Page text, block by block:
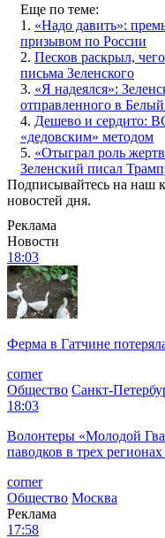
Еще по теме:
1. «Надо давить»:
призывом по России
2. Песков раскрыл,
письма Зеленского
3. «‎Я надеялся»:
отправленного в
4. Дешево и сердито:
«дедовским» методом
5. «Отыграл роль
Зеленский писал
Подписывайтесь на наш
новостей дня.
Реклама
Новости
18:03
Ферма в Гатчине
corner
Общество Санкт-
18:03
Волонтеры «Молодой
паводков в трех
corner
Общество Москва
Реклама
17:58